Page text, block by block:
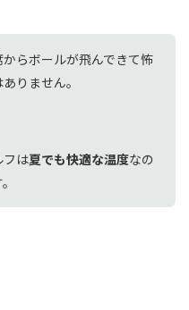
らボールが飛んできて怖
りません。
フは夏でも快適な温度なの